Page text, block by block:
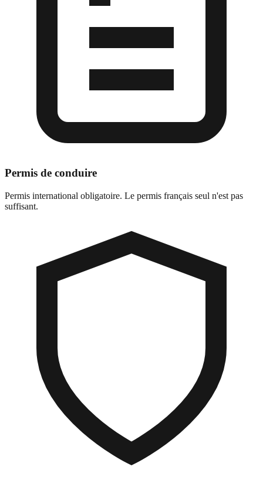
Permis de conduire
Permis international obligatoire. Le permis français seul n'est pas
suffisant.